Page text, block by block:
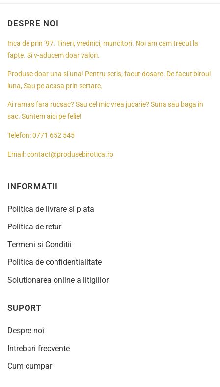
DESPRE NOI
Inca de prin ’97. Tineri, vrednici, muncitori. Noi am cam trecut la
fapte. Si v-aducem doar valori.
Produse doar una si’una! Pentru scris, facut dosare. De facut biroul
luna, Sau pe acasa prin sertare.
Ai ramas fara rucsac? Sau cel mic vrea jucarie? Suna sau baga in
sac. Suntem aici pe felie!
Telefon:0771 652 545
Email:contact@produsebirotica.ro
INFORMATII
Politica de livrare si plata
Politica de retur
Termeni si Conditii
Politica de confidentialitate
Solutionarea online a litigiilor
SUPORT
Despre noi
Intrebari frecvente
Cum cumpar